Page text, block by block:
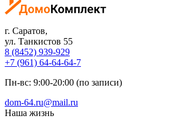
г. Саратов,
ул. Танкистов 55
8 (8452) 939-929
+7 (961) 64-64-64-7
Пн-вс: 9:00-20:00 (по записи)
dom-64.ru@mail.ru
Наша жизнь